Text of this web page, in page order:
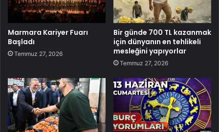
Marmara Kariyer Fuarı
Başladı
Temmuz 27, 2026
Bir günde 700 TL kazanmak
için dünyanın en tehlikeli
mesleğini yapıyorlar
Temmuz 27, 2026